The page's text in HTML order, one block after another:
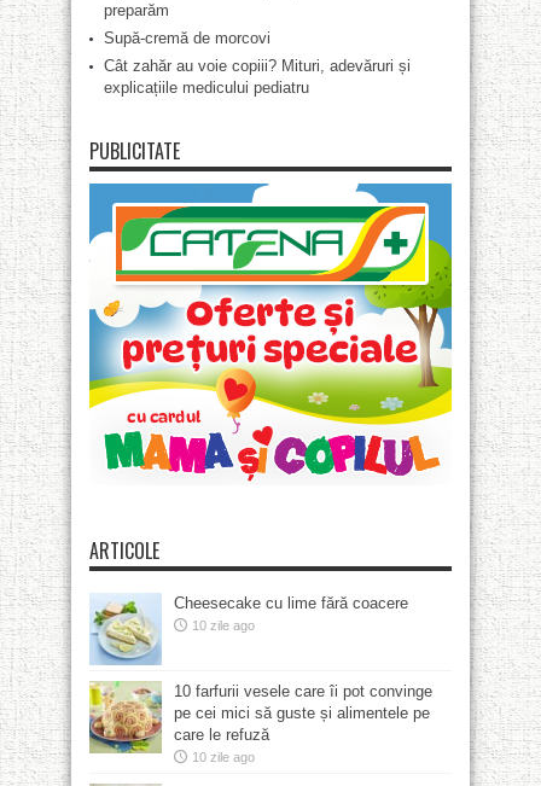
preparăm
Supă-cremă de morcovi
Cât zahăr au voie copiii? Mituri, adevăruri și
explicațiile medicului pediatru
PUBLICITATE
ARTICOLE
Cheesecake cu lime fără coacere
10 zile ago
10 farfurii vesele care îi pot convinge
pe cei mici să guste și alimentele pe
care le refuză
10 zile ago